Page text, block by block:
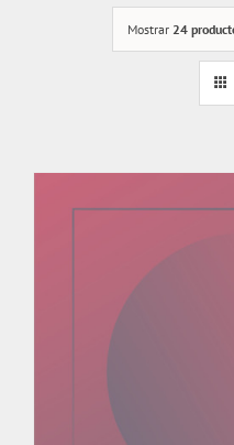
Mostrar 24